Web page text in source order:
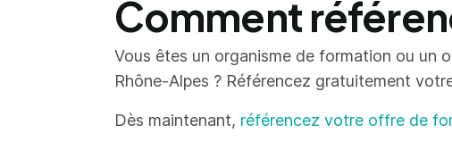
Comment
Vous êtes un organisme de formation ou un
Rhône-Alpes ? Référencez gratuitement
Dès maintenant, référencez votre offre de